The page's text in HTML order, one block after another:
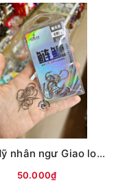
Lưỡi Mỹ nhân ngư Giao long có ngạnh (Trắng)
50.000₫